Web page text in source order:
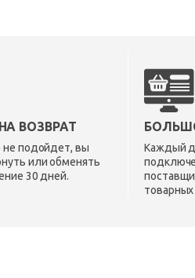
ВОЗВРАТ
не подойдет, вы
или обменять
30 дней.
Каждый